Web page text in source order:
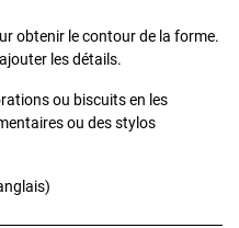
obtenir le contour de la forme.
les détails.
ou biscuits en les
ou des stylos